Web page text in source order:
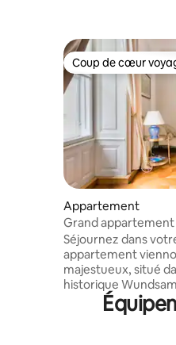
Coup de cœur
Coup de cœur
Appartement
Grand appartement
Wagner / Petit
Séjournez dans
appartement
majestueux, situé
historique
juste entre le
206 m² pour un